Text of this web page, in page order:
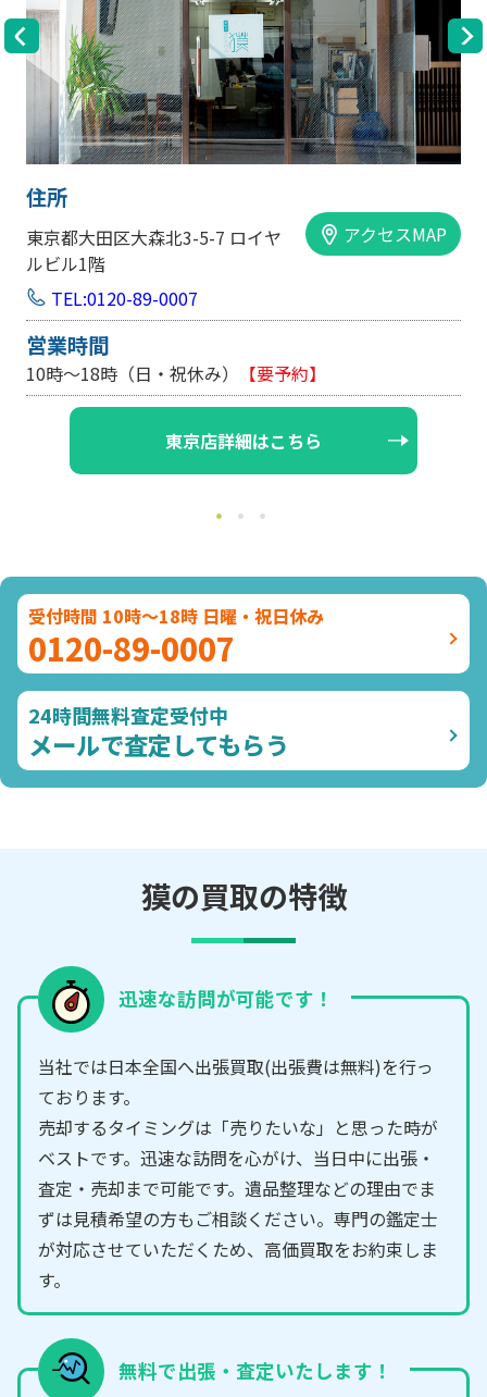
スMAP
大阪市中央区内平野町1-1-5 西大
手前ビル103号
アクセ
TEL:0120-89-0007
営業時間
10時～18時（日・祝休み/土曜は不定休）
大阪店詳細はこちら
受付時間 10時～18時 日曜・祝日休み
0120-89-0007
24時間無料査定受付中
メールで査定してもらう
獏の買取の特徴
迅速な訪問が可能です！
当社では日本全国へ出張買取(出張費は無料)を行っ
ております。
売却するタイミングは「売りたいな」と思った時が
ベストです。迅速な訪問を心がけ、当日中に出張・
査定・売却まで可能です。遺品整理などの理由でま
ずは見積希望の方もご相談ください。専門の鑑定士
が対応させていただくため、高価買取をお約束しま
す。
無料で出張・査定いたします！